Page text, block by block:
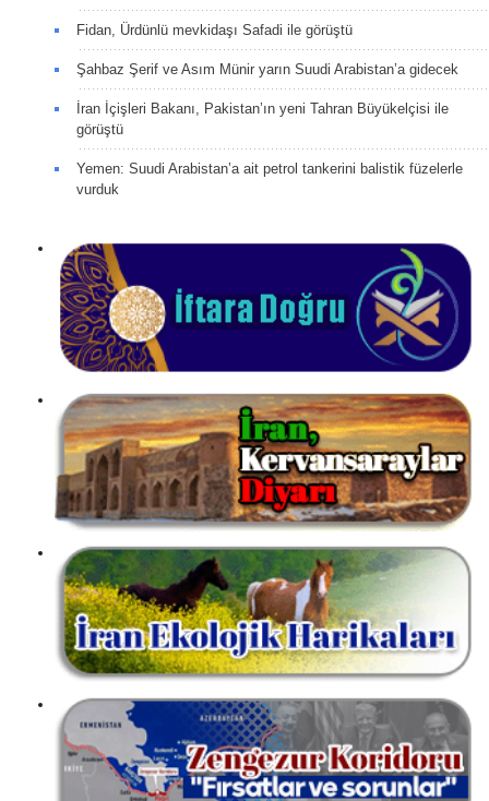
Fidan, Ürdünlü mevkidaşı Safadi ile görüştü
Şahbaz Şerif ve Asım Münir yarın Suudi Arabistan’a gidecek
İran İçişleri Bakanı, Pakistan’ın yeni Tahran Büyükelçisi ile
görüştü
Yemen: Suudi Arabistan’a ait petrol tankerini balistik füzelerle
vurduk